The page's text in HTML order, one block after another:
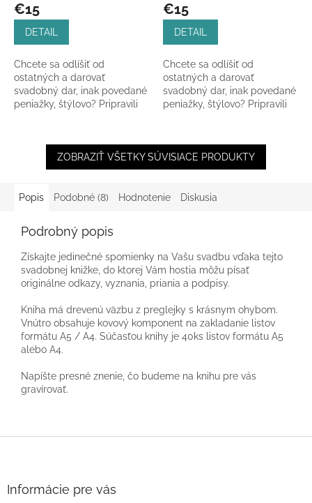
€15
DETAIL
Chcete sa odlíšiť od
ostatných a darovať
svadobný dar, inak povedané
peniažky, štýlovo? Pripravili
gravírovanou,...
€15
DETAIL
Chcete sa odlíšiť od
ostatných a darovať
svadobný dar, inak povedané
peniažky, štýlovo? Pripravili
gravírovanou,...
ZOBRAZIŤ VŠETKY SÚVISIACE PRODUKTY
Popis Podobné (8) Hodnotenie Diskusia
Podrobný popis
Získajte jedinečné spomienky na Vašu svadbu vďaka tejto
svadobnej knižke, do ktorej Vám hostia môžu písať
originálne odkazy, vyznania, priania a podpisy.
Kniha má drevenú väzbu z preglejky s krásnym ohybom.
Vnútro obsahuje kovový komponent na zakladanie listov
formátu A5 / A4. Súčasťou knihy je 40ks listov formátu A5
alebo A4.
Napíšte presné znenie, čo budeme na knihu pre vás
gravírovať.
Informácie pre vás